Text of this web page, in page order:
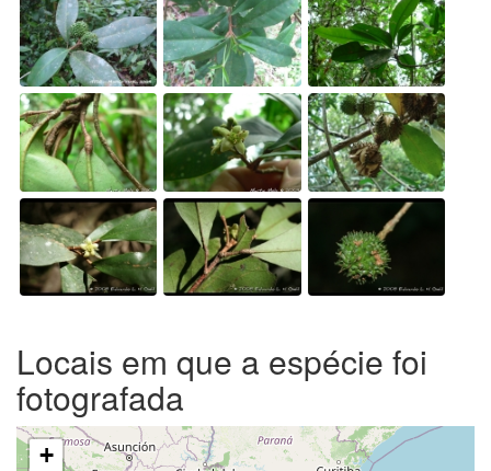
Locais em que a espécie foi
fotografada
+